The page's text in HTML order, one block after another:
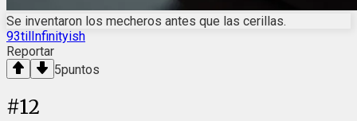
Se inventaron los mecheros antes que las cerillas.
93tilInfinityish
Reportar
5puntos
#12